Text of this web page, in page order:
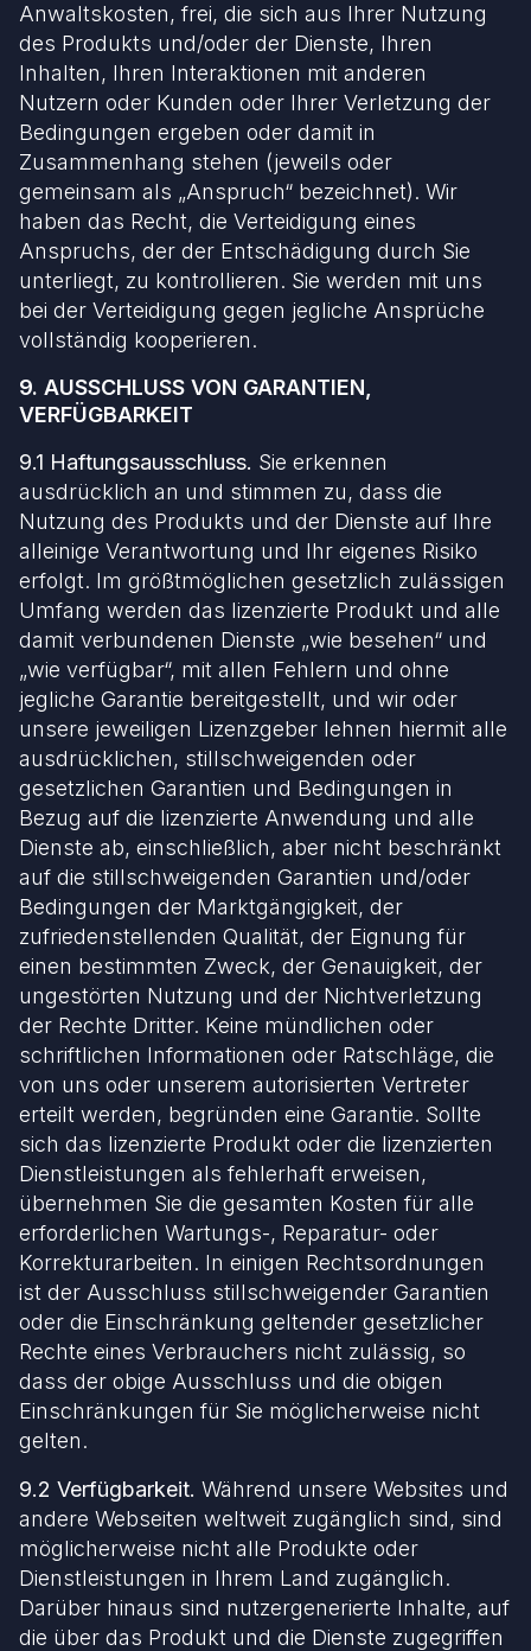
Anwaltskosten, frei, die sich aus Ihrer Nutzung
des Produkts und/oder der Dienste, Ihren
Inhalten, Ihren Interaktionen mit anderen
Nutzern oder Kunden oder Ihrer Verletzung der
Bedingungen ergeben oder damit in
Zusammenhang stehen (jeweils oder
gemeinsam als „Anspruch“ bezeichnet). Wir
haben das Recht, die Verteidigung eines
Anspruchs, der der Entschädigung durch Sie
unterliegt, zu kontrollieren. Sie werden mit uns
bei der Verteidigung gegen jegliche Ansprüche
vollständig kooperieren.
9. AUSSCHLUSS VON GARANTIEN,
VERFÜGBARKEIT
9.1 Haftungsausschluss. Sie erkennen
ausdrücklich an und stimmen zu, dass die
Nutzung des Produkts und der Dienste auf Ihre
alleinige Verantwortung und Ihr eigenes Risiko
erfolgt. Im größtmöglichen gesetzlich zulässigen
Umfang werden das lizenzierte Produkt und alle
damit verbundenen Dienste „wie besehen“ und
„wie verfügbar“, mit allen Fehlern und ohne
jegliche Garantie bereitgestellt, und wir oder
unsere jeweiligen Lizenzgeber lehnen hiermit alle
ausdrücklichen, stillschweigenden oder
gesetzlichen Garantien und Bedingungen in
Bezug auf die lizenzierte Anwendung und alle
Dienste ab, einschließlich, aber nicht beschränkt
auf die stillschweigenden Garantien und/oder
Bedingungen der Marktgängigkeit, der
zufriedenstellenden Qualität, der Eignung für
einen bestimmten Zweck, der Genauigkeit, der
ungestörten Nutzung und der Nichtverletzung
der Rechte Dritter. Keine mündlichen oder
schriftlichen Informationen oder Ratschläge, die
von uns oder unserem autorisierten Vertreter
erteilt werden, begründen eine Garantie. Sollte
sich das lizenzierte Produkt oder die lizenzierten
Dienstleistungen als fehlerhaft erweisen,
übernehmen Sie die gesamten Kosten für alle
erforderlichen Wartungs-, Reparatur- oder
Korrekturarbeiten. In einigen Rechtsordnungen
ist der Ausschluss stillschweigender Garantien
oder die Einschränkung geltender gesetzlicher
Rechte eines Verbrauchers nicht zulässig, so
dass der obige Ausschluss und die obigen
Einschränkungen für Sie möglicherweise nicht
gelten.
9.2 Verfügbarkeit. Während unsere Websites und
andere Webseiten weltweit zugänglich sind, sind
möglicherweise nicht alle Produkte oder
Dienstleistungen in Ihrem Land zugänglich.
Darüber hinaus sind nutzergenerierte Inhalte, auf
die über das Produkt und die Dienste zugegriffen